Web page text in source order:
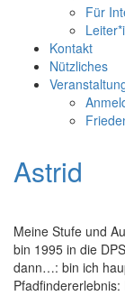
Für
Kontakt
Nützliches
Astrid
Meine Stufe und
bin 1995 in die
dann…: bin ich